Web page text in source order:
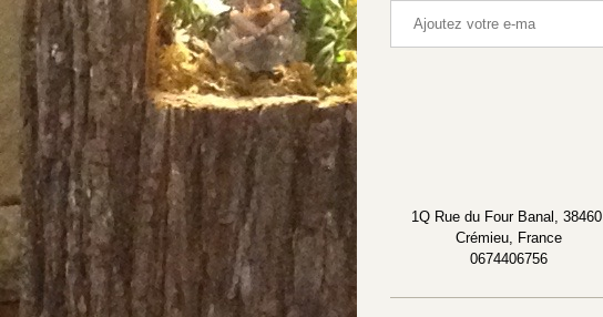
1Q Rue du Four Banal, 38460
Crémieu, France
0674406756